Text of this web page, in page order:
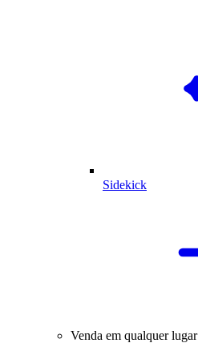
Sidekick
Venda em qualquer lugar